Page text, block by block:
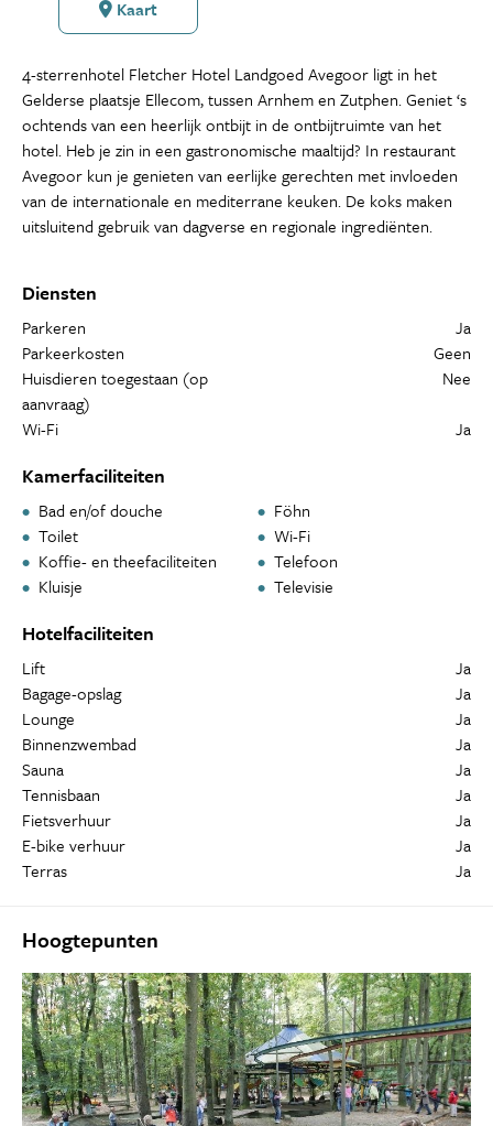
Kaart
4-sterrenhotel Fletcher Hotel Landgoed Avegoor ligt in het
Gelderse plaatsje Ellecom, tussen Arnhem en Zutphen. Geniet ‘s
ochtends van een heerlijk ontbijt in de ontbijtruimte van het
hotel. Heb je zin in een gastronomische maaltijd? In restaurant
Avegoor kun je genieten van eerlijke gerechten met invloeden
van de internationale en mediterrane keuken. De koks maken
uitsluitend gebruik van dagverse en regionale ingrediënten.
Diensten
Parkeren
Ja
Parkeerkosten
Geen
Huisdieren toegestaan (op
aanvraag)
Nee
Wi-Fi Ja
Kamerfaciliteiten
Bad en/of douche
Föhn
Toilet
Wi-Fi
Koffie- en theefaciliteiten
Telefoon
Kluisje
Televisie
Hotelfaciliteiten
Lift
Ja
Bagage-opslag
Ja
Lounge
Ja
Binnenzwembad
Ja
Sauna
Ja
Tennisbaan
Ja
Fietsverhuur
Ja
E-bike verhuur
Ja
Terras
Ja
Hoogtepunten